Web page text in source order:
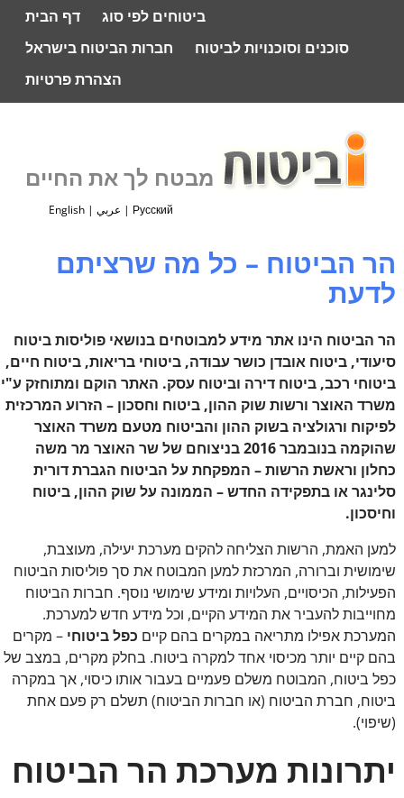
דף הבית
ביטוחים לפי סוג
חברות הביטוח בישראל
סוכנים וסוכנויות לביטוח
הצהרת פרטיות
מבטח לך את החיים
Русский
| عربي |
English
הר הביטוח – כל מה שרציתם
לדעת
הר הביטוח הינו אתר מידע למבוטחים בנושאי פוליסות ביטוח
סיעודי, ביטוח אובדן כושר עבודה, ביטוחי בריאות, ביטוח חיים,
ביטוחי רכב, ביטוח דירה וביטוח עסק. האתר הוקם ומתוחזק ע"י
משרד האוצר ורשות שוק ההון, ביטוח וחסכון – הזרוע המרכזית
לפיקוח ורגולציה בשוק ההון והביטוח מטעם משרד האוצר
שהוקמה בנובמבר 2016 בניצוחם של שר האוצר מר משה
כחלון וראשת הרשות – המפקחת על הביטוח הגברת דורית
סלינגר או בתפקידה החדש – הממונה על שוק ההון, ביטוח
וחיסכון.
למען האמת, הרשות הצליחה להקים מערכת יעילה, מעוצבת,
שימושית וברורה, המרכזת למען המבוטח את סך פוליסות הביטוח
הפעילות, הכיסויים, העלויות ומידע שימושי נוסף. חברות הביטוח
מחוייבות להעביר את המידע הקיים, וכל מידע חדש למערכת.
המערכת אפילו מתריאה במקרים בהם קיים כפל ביטוחי – מקרים
בהם קיים יותר מכיסוי אחד למקרה ביטוח. בחלק מקרים, במצב של
כפל ביטוח, המבוטח משלם פעמיים בעבור אותו כיסוי, אך במקרה
ביטוח, חברת הביטוח (או חברות הביטוח) תשלם רק פעם אחת
(שיפוי).
יתרונות מערכת הר הביטוח